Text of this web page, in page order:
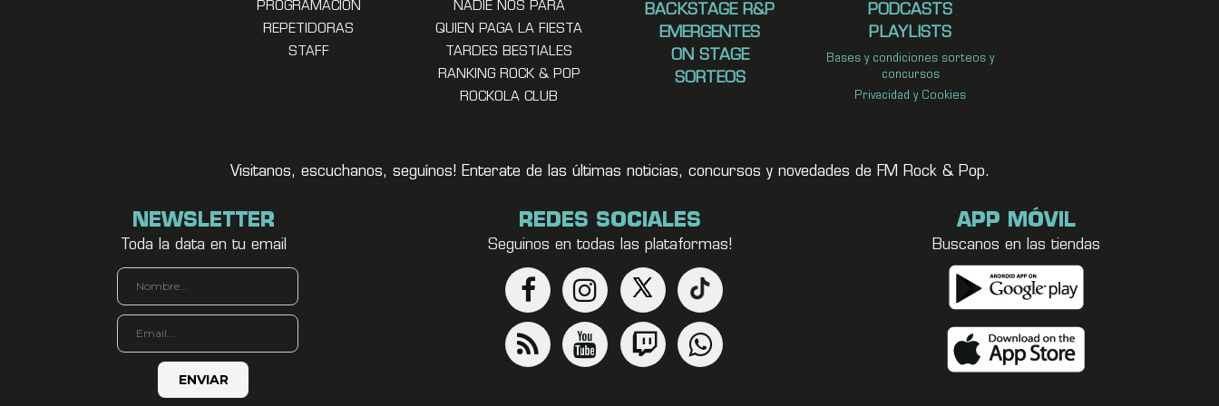
PROGRAMACION
REPETIDORAS
STAFF
NADIE NOS PARA
QUIEN PAGA LA FIESTA
TARDES BESTIALES
RANKING ROCK & POP
ROCKOLA CLUB
BACKSTAGE R&P
EMERGENTES
ON STAGE
SORTEOS
PODCASTS
PLAYLISTS
Bases y condiciones sorteos y
concursos
Privacidad y Cookies
Visitanos, escuchanos, seguínos! Enterate de las últimas noticias, concursos y novedades de FM Rock & Pop.
NEWSLETTER
Toda la data en tu email
REDES SOCIALES
Seguinos en todas las plataformas!
APP MÓVIL
Buscanos en las tiendas